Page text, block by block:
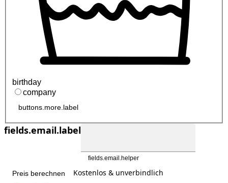
birthday
company
buttons.more.label
fields.email.label
fields.email.helper
Preis berechnen Kostenlos & unverbindlich